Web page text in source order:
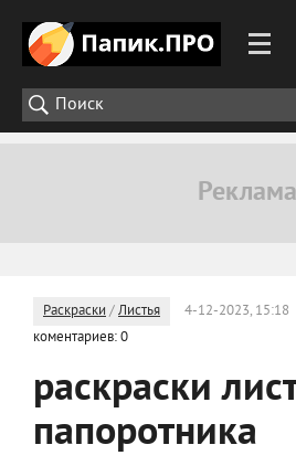
Раскраски /Листья 4-12-2023, 15:18
коментариев: 0
раскраски
папоротника